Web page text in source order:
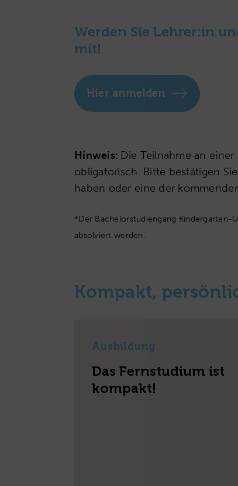
Werden Sie Lehrer:in
mit!
Hier anmelden
Hinweis: Die Teilnahme an einer
obligatorisch. Bitte bestätigen
haben oder eine der
*Der Bachelorstudiengang Kindergarten-
absolviert werden.
Kompakt,
Ausbildung
Das Fernstudium ist
kompakt!